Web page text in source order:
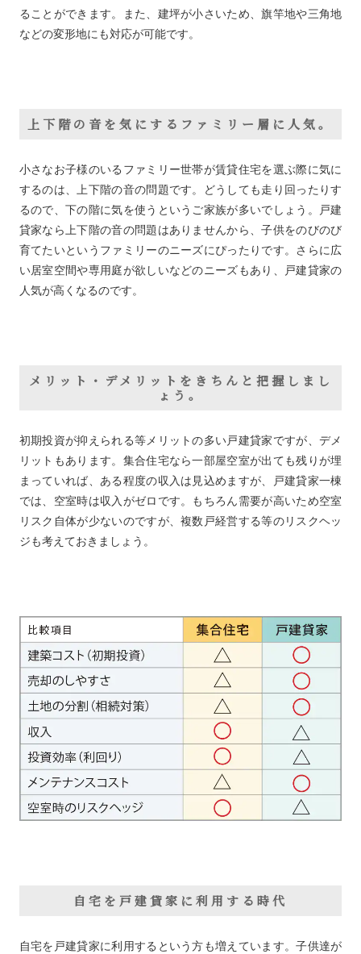
ることができます。また、建坪が小さいため、旗竿地や三角地
などの変形地にも対応が可能です。
上下階の音を気にするファミリー層に人気。
小さなお子様のいるファミリー世帯が賃貸住宅を選ぶ際に気に
するのは、上下階の音の問題です。どうしても走り回ったりす
るので、下の階に気を使うというご家族が多いでしょう。戸建
貸家なら上下階の音の問題はありませんから、子供をのびのび
育てたいというファミリーのニーズにぴったりです。さらに広
い居室空間や専用庭が欲しいなどのニーズもあり、戸建貸家の
人気が高くなるのです。
メリット・デメリットをきちんと把握しまし
ょう。
初期投資が抑えられる等メリットの多い戸建貸家ですが、デメ
リットもあります。集合住宅なら一部屋空室が出ても残りが埋
まっていれば、ある程度の収入は見込めますが、戸建貸家一棟
では、空室時は収入がゼロです。もちろん需要が高いため空室
リスク自体が少ないのですが、複数戸経営する等のリスクヘッ
ジも考えておきましょう。
自宅を戸建貸家に利用する時代
自宅を戸建貸家に利用するという方も増えています。子供達が